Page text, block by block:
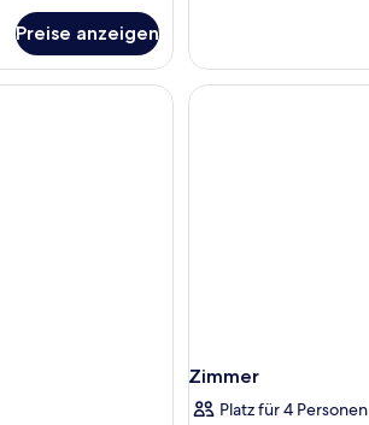
Preise anzeigen
Zimmer
Platz für 4 Personen